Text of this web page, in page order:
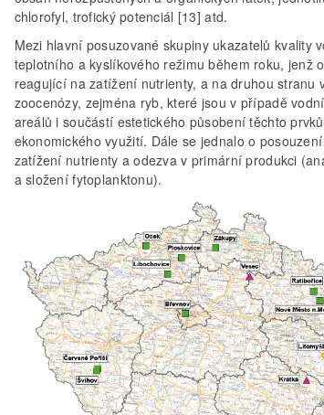
chlorofyl, trofický potenciál [13] atd.
Mezi hlavní posuzované skupiny ukazatelů kvality
teplotního a kyslíkového režimu během roku, jenž
reagující na zatížení nutrienty, a na druhou stranu
zoocenózy, zejména ryb, které jsou v případě
areálů i součástí estetického působení těchto
ekonomického využití. Dále se jednalo o
zatížení nutrienty a odezva v primární produkci
a složení fytoplanktonu).